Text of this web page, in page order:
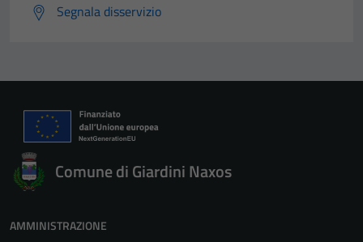
Segnala disservizio
Comune di Giardini Naxos
AMMINISTRAZIONE